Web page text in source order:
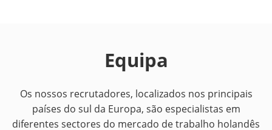
Equipa
Os nossos recrutadores, localizados nos principais
países do sul da Europa, são especialistas em
diferentes sectores do mercado de trabalho holandês